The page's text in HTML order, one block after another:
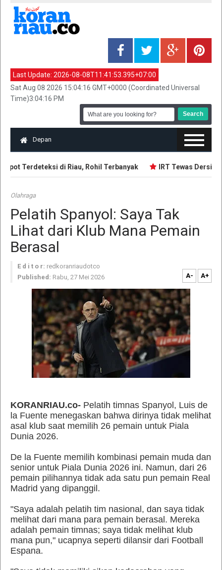
Last Update: 2026-08-08T11:41:53.395+07:00
Sat Aug 08 2026 15:04:16 GMT+0000 (Coordinated Universal
Time)3:04:16 PM
Depan
Terdeteksi di Riau, Rohil Terbanyak IRT Tewas
Olahraga
Pelatih Spanyol: Saya Tak
Lihat dari Klub Mana Pemain
Berasal
E d i t o r: redkoranriaudotco
Published: Rabu, 27 Mei 2026 A- A+
KORANRIAU.co- Pelatih timnas Spanyol, Luis de
la Fuente menegaskan bahwa dirinya tidak melihat
asal klub saat memilih 26 pemain untuk Piala
Dunia 2026.
De la Fuente memilih kombinasi pemain muda dan
senior untuk Piala Dunia 2026 ini. Namun, dari 26
pemain pilihannya tidak ada satu pun pemain Real
Madrid yang dipanggil.
"Saya adalah pelatih tim nasional, dan saya tidak
melihat dari mana para pemain berasal. Mereka
adalah pemain timnas; saya tidak melihat klub
mana pun," ucapnya seperti dilansir dari Football
Espana.